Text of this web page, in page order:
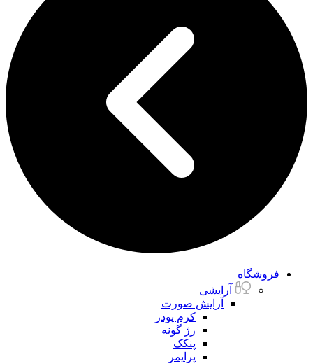
فروشگاه
آرایشی
آرایش صورت
کرم پودر
رژ گونه
پنکک
پرایمر